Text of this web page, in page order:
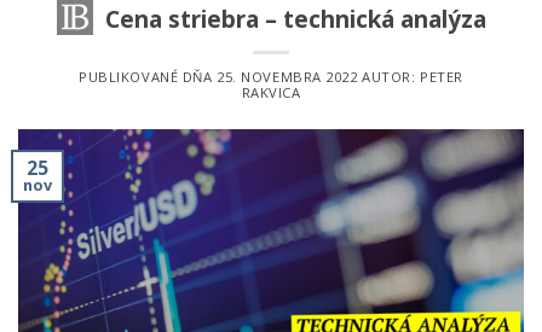
Cena striebra – technická analýza
PUBLIKOVANÉ DŇA 25. NOVEMBRA 2022AUTOR: PETER
RAKVICA
25
nov